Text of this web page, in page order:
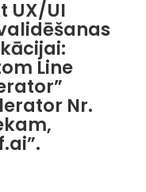
UX/UI
Line
Nr.